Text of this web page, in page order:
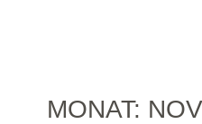
MONAT: